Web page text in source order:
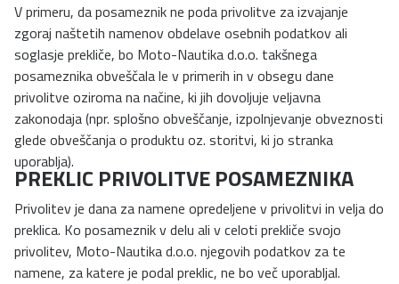
V primeru, da posameznik ne poda privolitve za izvajanje
zgoraj naštetih namenov obdelave osebnih podatkov ali
soglasje prekliče, bo Moto-Nautika d.o.o. takšnega
posameznika obveščala le v primerih in v obsegu dane
privolitve oziroma na načine, ki jih dovoljuje veljavna
zakonodaja (npr. splošno obveščanje, izpolnjevanje obveznosti
glede obveščanja o produktu oz. storitvi, ki jo stranka
uporablja).
PREKLIC PRIVOLITVE POSAMEZNIKA
Privolitev je dana za namene opredeljene v privolitvi in velja do
preklica. Ko posameznik v delu ali v celoti prekliče svojo
privolitev, Moto-Nautika d.o.o. njegovih podatkov za te
namene, za katere je podal preklic, ne bo več uporabljal.